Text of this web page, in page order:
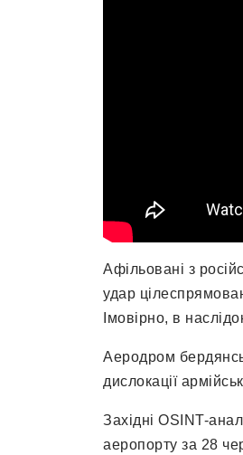
Афільовані з
удар
Імовірно, в
Аеродром
дислокації
Західні OSINT-
аеропорту за 28